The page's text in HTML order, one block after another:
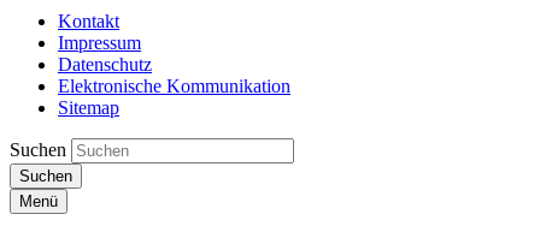
Kontakt
Impressum
Datenschutz
Elektronische Kommunikation
Sitemap
Suchen
Suchen
Menü